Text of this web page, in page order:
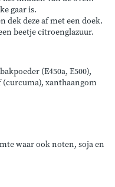
gaar is.
dek deze af met een doek.
beetje citroenglazuur.
(E450a, E500),
xanthaangom
waar ook noten, soja en